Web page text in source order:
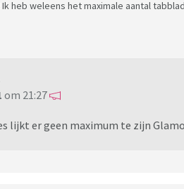
heb weleens het maximale aantal
om 21:27
lijkt er geen maximum te zijn